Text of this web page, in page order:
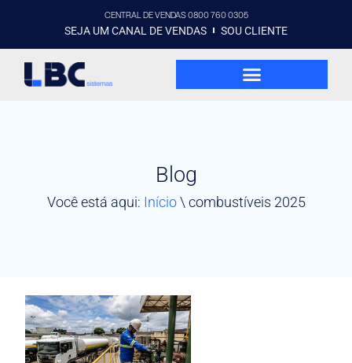
CENTRAL DE VENDAS 0800 760 0305
SEJA UM CANAL DE VENDAS SOU CLIENTE
Blog
Você está aqui: Início\ combustíveis 2025